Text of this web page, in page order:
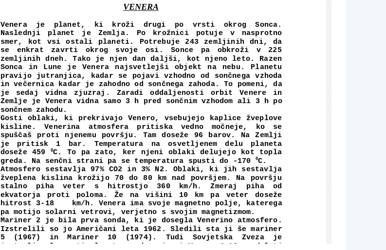
VENERA
Venera   je   planet,   ki   kroži   drugi   po   vrsti   okrog   Sonca.
Naslednji   planet   je   Zemlja.   Po   krožnici   potuje   v   nasprotno
smer, kot vsi ostali planeti. Potrebuje 243 zemljinih dni, da
se   enkrat   zavrti   okrog   svoje   osi.   Sonce   pa   obkroži   v   225
zemljinih dneh. Tako je njen dan daljši, kot njeno leto. Razen
Sonca in Lune je Venera najsvetlejši objekt na nebu. Planetu
pravijo jutranjica, kadar se pojavi vzhodno od sončnega vzhoda
in večernica kadar je zahodno od sončnega zahoda. To pomeni, da
je sedaj vidna zjuzraj. Zaradi oddaljenosti orbit Venere in
Zemlje je Venera vidna samo 3 h pred sončnim vzhodom ali 3 h po
sončnem zahodu.
Gosti oblaki, ki prekrivajo Venero, vsebujejo kaplice žveplove
kisline.   Venerina   atmosfera   pritiska   vedno   močneje,   ko   se
spuščaš proti njenemu površju. Tam doseže 96 barov. Na Zemlji
je   pritisk   1   bar.   Temperatura   na   osvetljenem   delu   planeta
doseže 459 0C. To pa zato, ker njeni oblaki delujejo kot topla
greda. Na senčni strani pa se temperatura spusti do -170
0C.
Atmosfero sestavlja 97% CO2 in 3% N2. Oblaki, ki jih sestavlja
žveplena kislina krožijo 70 do 80 km nad površjem. Na površju
stalno   piha   veter   s   hitrostjo   360   km/h.   Zmeraj   piha   od
ekvatorja proti poloma. Že na višini 10 km pa veter doseže
hitrost 3-18    km/h. Venera ima svoje magnetno polje, katerega
pa motijo solarni vetrovi, verjetno s svojim magnetizmom.
Mariner 2 je bila prva sonda, ki je dosegla Venerino atmosfero.
Izstrelili so jo Američani leta 1962. Sledili sta ji še mariner
5   (1967)   in   Mariner   10   (1974).   Tudi   Sovjetska   Zveza   je
izstreljevala proti planetu sonde z imeni Venera 4-16, med leti